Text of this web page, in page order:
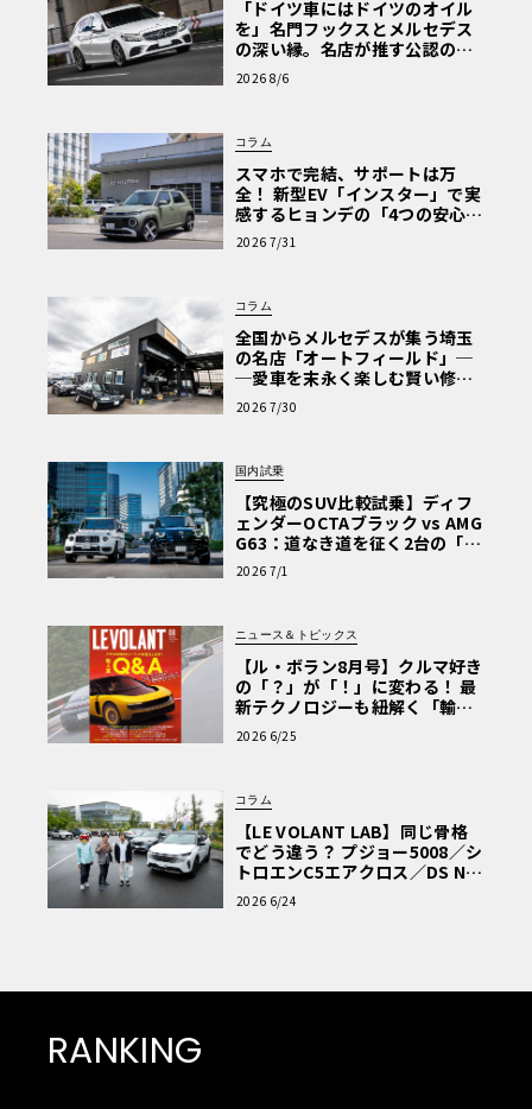
「ドイツ車にはドイツのオイル
を」名門フックスとメルセデス
の深い縁。名店が推す公認の安
心と、Cクラスで味わうシルキー
な走り〈PR〉
2026 8/6
コラム
スマホで完結、サポートは万
全！ 新型EV「インスター」で実
感するヒョンデの「4つの安心」
【第1回・ヒョンデ6つの疑問：
Why? Hyundai?】〈PR〉
2026 7/31
コラム
全国からメルセデスが集う埼玉
の名店「オートフィールド」─
─愛車を末永く楽しむ賢い修理
術と、プロがフックス製オイル
を選ぶ理由〈PR〉
2026 7/30
国内試乗
【究極のSUV比較試乗】ディフ
ェンダーOCTAブラック vs AMG
G63：道なき道を征く2台の「対
極的アプローチ」
2026 7/1
ニュース＆トピックス
【ル・ボラン8月号】クルマ好き
の「？」が「！」に変わる！ 最
新テクノロジーも紐解く「輸入
車Q&A」
2026 6/25
コラム
【LE VOLANT LAB】同じ骨格
でどう違う？ プジョー5008／シ
トロエンC5エアクロス／DS Nº4
読者一気乗りレポート
2026 6/24
RANKING